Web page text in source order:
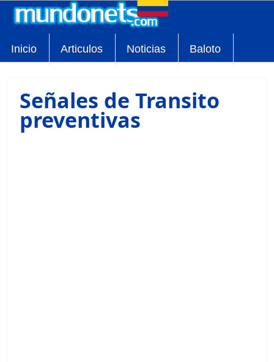
Inicio Articulos Noticias Baloto
Señales de Transito
preventivas